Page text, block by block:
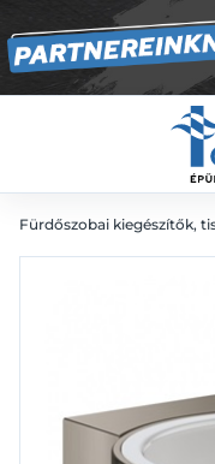
Fürdőszobai kiegészítők,
38 333 Ft